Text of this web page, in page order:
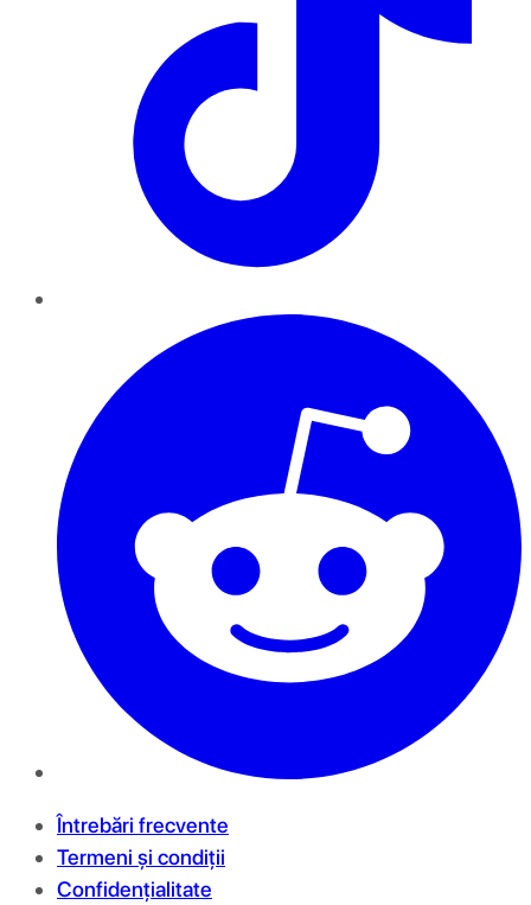
Întrebări frecvente
Termeni și condiții
Confidențialitate